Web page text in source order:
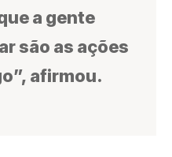
a gente
são as ações
afirmou.